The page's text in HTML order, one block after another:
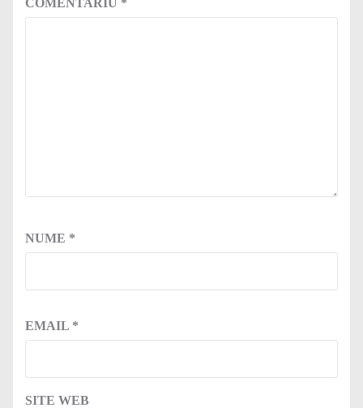
NUME *
EMAIL *
SITE WEB